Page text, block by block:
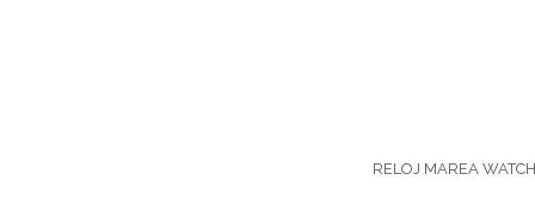
RELOJ MAREA WATCH